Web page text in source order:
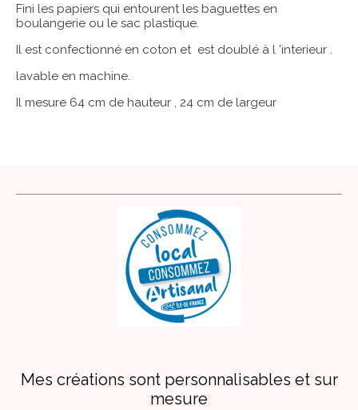
Fini les papiers qui entourent les baguettes en
boulangerie ou le sac plastique.
Il est confectionné en coton et est doublé à l 'interieur .
lavable en machine.
Il mesure 64 cm de hauteur , 24 cm de largeur
Mes créations sont personnalisables et sur
mesure